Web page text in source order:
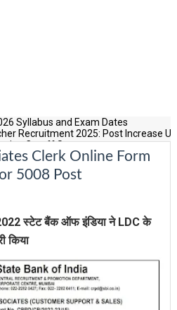
Syllabus and Exam Dates
Recruitment 2025: Post Increase
Cutoff Survey
2 DV List and Status
Result 2025 Out
Clerk Online Form
5008 Post
स्टेट बैंक ऑफ इंडिया ने LDC के
किया